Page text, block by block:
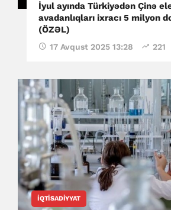
İyul ayında Türkiyədən Çinə
avadanlıqları ixracı 5 milyon
(ÖZƏL)
17 Avqust 2025 13:28 221
İQTISADIYYAT